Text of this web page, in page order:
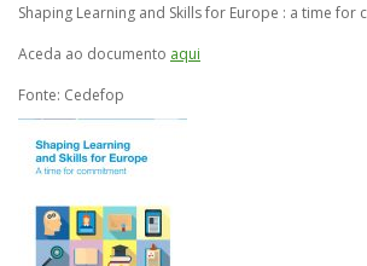
Shaping Learning and Skills for Europe : a time
Aceda ao documento aqui
Fonte: Cedefop